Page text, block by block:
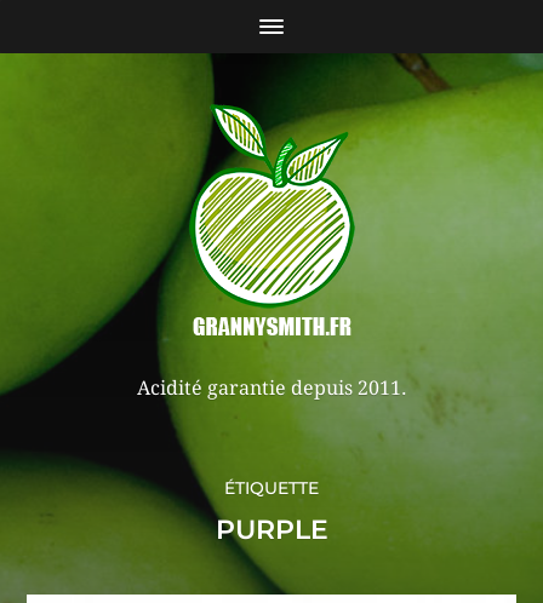
Acidité garantie depuis 2011.
ÉTIQUETTE
PURPLE